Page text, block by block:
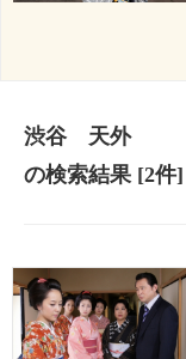
渋谷 天外
の検索結果[2件]